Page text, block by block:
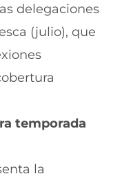
delegaciones
(julio), que
temporada
la